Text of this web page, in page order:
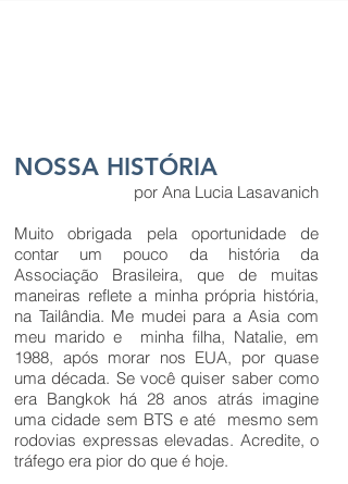
NOSSA HISTÓRIA
por Ana Lucia Lasavanich
Muito obrigada pela oportunidade de
contar um pouco da história da
Associação Brasileira, que de muitas
maneiras reflete a minha própria história,
na Tailândia. Me mudei para a Asia com
meu marido e minha filha, Natalie, em
1988, após morar nos EUA, por quase
uma década. Se você quiser saber como
era Bangkok há 28 anos atrás imagine
uma cidade sem BTS e até mesmo sem
rodovias expressas elevadas. Acredite, o
tráfego era pior do que é hoje.